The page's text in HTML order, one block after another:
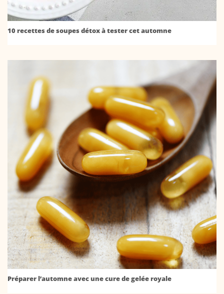
10 recettes de soupes détox à tester cet automne
Préparer l’automne avec une cure de gelée royale